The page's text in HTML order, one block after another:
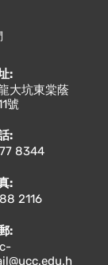
:
大坑東棠蔭
號
:
8344
:
2116
: